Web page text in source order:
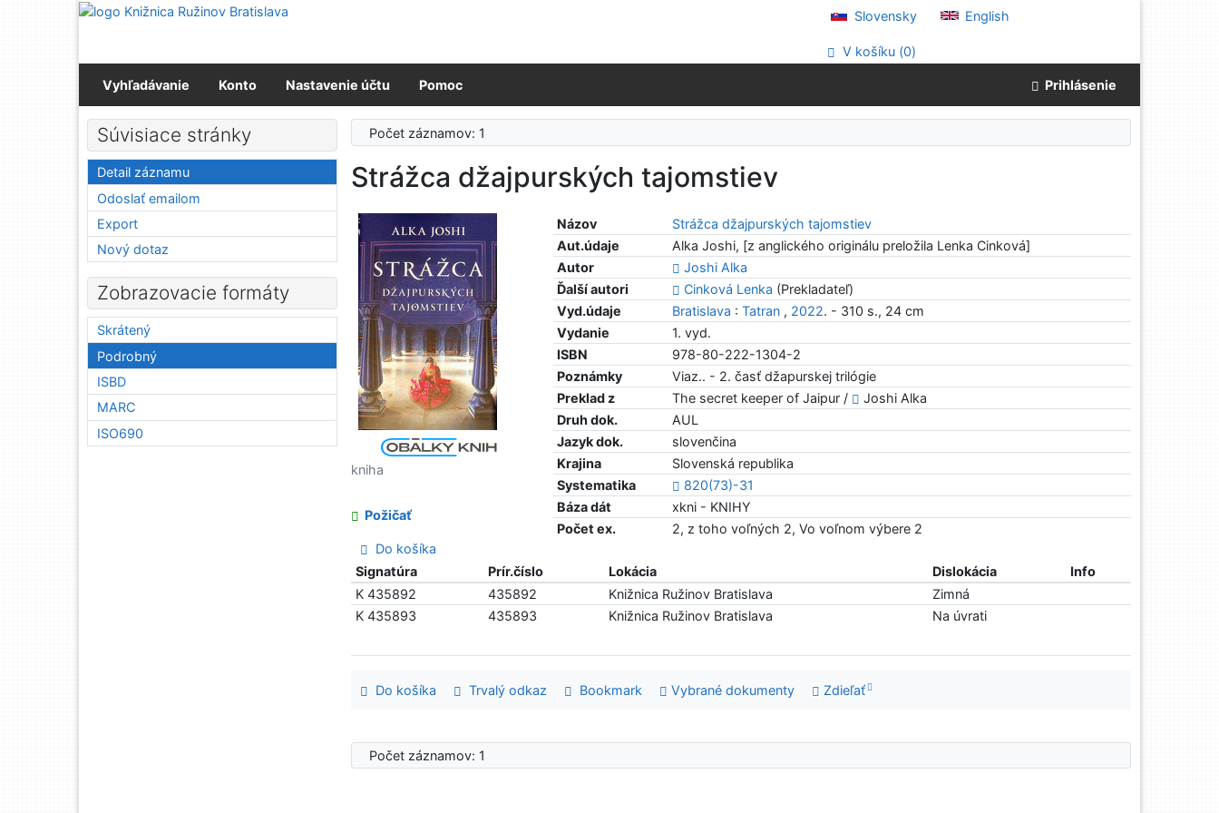
Prejsť na obsah
Slovensky English
V košíku (0)
Vyhľadávanie Konto Nastavenie účtu Pomoc Prihlásenie
Počet záznamov: 1
Strážca džajpurských tajomstiev
Názov
Strážca džajpurských tajomstiev
Aut.údaje
Alka Joshi, [z anglického originálu preložila Lenka Cinková]
Autor
Joshi Alka
Ďalší autori
Cinková Lenka (Prekladateľ)
Vyd.údaje
Bratislava :Tatran , 2022. - 310 s., 24 cm
Vydanie
1. vyd.
ISBN
978-80-222-1304-2
Poznámky
Viaz.. - 2. časť džapurskej trilógie
Preklad z
The secret keeper of Jaipur /
Joshi Alka
Druh dok.
AUL
Jazyk dok.
slovenčina
Krajina
Slovenská republika
Systematika
820(73)-31
Báza dát
xkni - KNIHY
Počet ex.
2, z toho voľných 2, Vo voľnom výbere 2
kniha
Požičať
Do košíka
Signatúra
Prír.číslo Lokácia Dislokácia
Info
K 435892
435892 Knižnica Ružinov Bratislava
Zimná
K 435893
435893 Knižnica Ružinov Bratislava Na úvrati
Do košíka Trvalý odkaz Bookmark Vybrané dokumenty Zdieľať
Počet záznamov: 1
Súvisiace stránky
Detail záznamu
Odoslať emailom
Export
Nový dotaz
Zobrazovacie formáty
Skrátený
Podrobný
ISBD
MARC
ISO690